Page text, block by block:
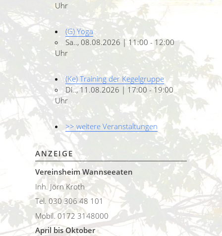
Uhr
(G) Yoga
Sa.., 08.08.2026 | 11:00 - 12:00
Uhr
(Ke) Training der Kegelgruppe
Di.., 11.08.2026 | 17:00 - 19:00
Uhr
>> weitere Veranstaltungen
ANZEIGE
Vereinsheim Wannseeaten
Inh. Jörn Kroth
Tel. 030 306 48 101
Mobil. 0172 3148000
April bis Oktober